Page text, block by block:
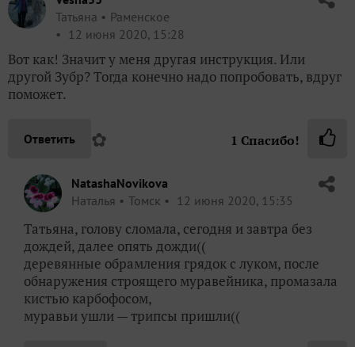
Татьяна
Раменское
12 июня 2020, 15:28
Вот как! Значит у меня другая инструкция. Или
другой Зубр? Тогда конечно надо попробовать, вдруг
поможет.
Ответить ✿ 1 Спасибо!
NatashaNovikova
Наталья
Томск 12 июня 2020, 15:35
Татьяна, голову сломала, сегодня и завтра без
дождей, далее опять дожди((
деревянные обрамления грядок с луком, после
обнаружения строящего муравейника, промазала
кистью карбофосом,
муравьи ушли — трипсы пришли((